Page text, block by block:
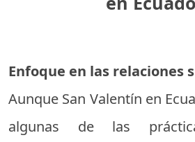
Enfoque en las relaciones
Aunque San Valentín en
algunas de las